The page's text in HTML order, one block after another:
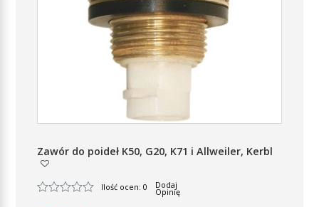
Zawór do poideł K50, G20, K71 i Allweiler, Kerbl
Ilość ocen: 0 Dodaj
Opinię